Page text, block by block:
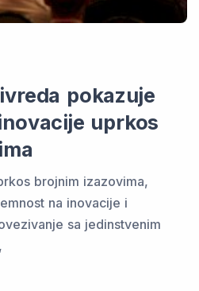
pokazuje
uprkos
brojnim izazovima,
na inovacije i
sa jedinstvenim